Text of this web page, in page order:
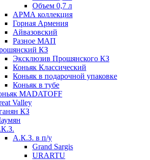
Объем 0,7 л
АРМА коллекция
Горная Армения
Айвазовский
Разное МАП
КЗ
Эксклюзив Прошянского КЗ
Коньяк Классический
Коньяк в подарочной упаковке
Коньяк в тубе
MADATOFF
Valley
КЗ
А.К.З. в п/у
Grand Sargis
URARTU